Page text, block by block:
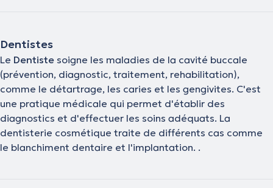
Dentistes
Le Dentiste soigne les maladies de la cavité buccale
(prévention, diagnostic, traitement, rehabilitation),
comme le détartrage, les caries et les gengivites. C'est
une pratique médicale qui permet d'établir des
diagnostics et d'effectuer les soins adéquats. La
dentisterie cosmétique traite de différents cas comme
le blanchiment dentaire et l'implantation. .